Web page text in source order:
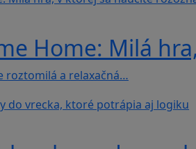
Home: Milá
roztomilá a relaxačná…